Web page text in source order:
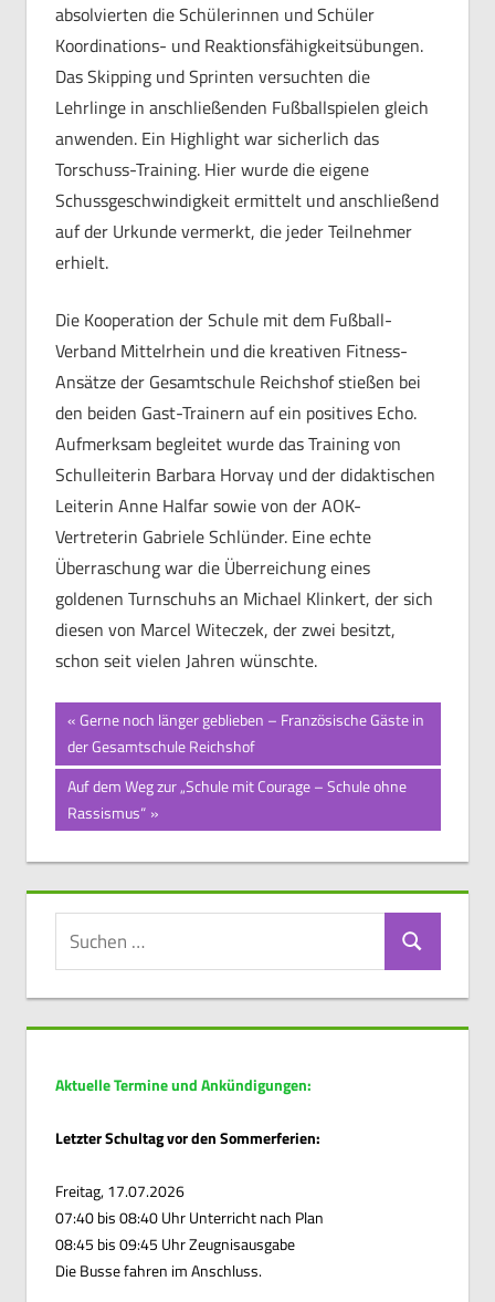
absolvierten die Schülerinnen und Schüler
Koordinations- und Reaktionsfähigkeitsübungen.
Das Skipping und Sprinten versuchten die
Lehrlinge in anschließenden Fußballspielen gleich
anwenden. Ein Highlight war sicherlich das
Torschuss-Training. Hier wurde die eigene
Schussgeschwindigkeit ermittelt und anschließend
auf der Urkunde vermerkt, die jeder Teilnehmer
erhielt.
Die Kooperation der Schule mit dem Fußball-
Verband Mittelrhein und die kreativen Fitness-
Ansätze der Gesamtschule Reichshof stießen bei
den beiden Gast-Trainern auf ein positives Echo.
Aufmerksam begleitet wurde das Training von
Schulleiterin Barbara Horvay und der didaktischen
Leiterin Anne Halfar sowie von der AOK-
Vertreterin Gabriele Schlünder. Eine echte
Überraschung war die Überreichung eines
goldenen Turnschuhs an Michael Klinkert, der sich
diesen von Marcel Witeczek, der zwei besitzt,
schon seit vielen Jahren wünschte.
Beitragsnavigation
Vorheriger
Beitrag:
Gerne noch länger geblieben – Französische Gäste in
der Gesamtschule Reichshof
Nächster
Beitrag:
Auf dem Weg zur „Schule mit Courage – Schule ohne
Rassismus“
Suchen
Aktuelle Termine und Ankündigungen:
Letzter Schultag vor den Sommerferien:
Freitag, 17.07.2026
07:40 bis 08:40 Uhr Unterricht nach Plan
08:45 bis 09:45 Uhr Zeugnisausgabe
Die Busse fahren im Anschluss.